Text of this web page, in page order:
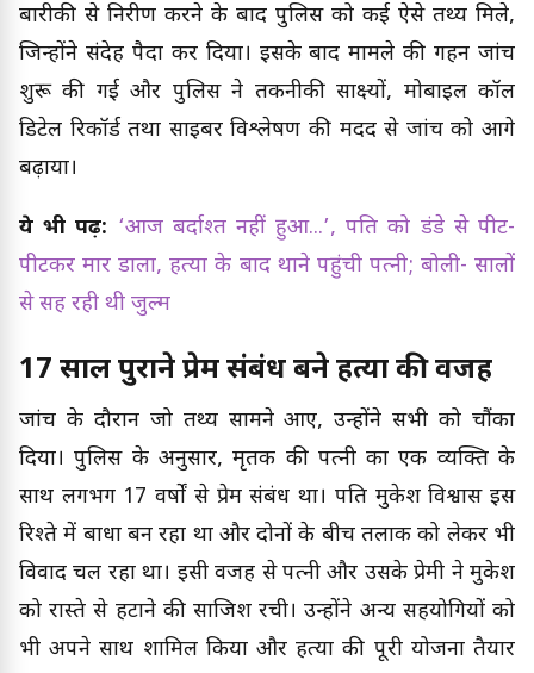
बारीकी से निरीक्षण करने के बाद पुलिस को कई ऐसे तथ्य मिले,
जिन्होंने संदेह पैदा कर दिया। इसके बाद मामले की गहन जांच
शुरू की गई और पुलिस ने तकनीकी साक्ष्यों, मोबाइल कॉल
डिटेल रिकॉर्ड तथा साइबर विश्लेषण की मदद से जांच को आगे
बढ़ाया।
ये भी पढ़ें: ‘आज बर्दाश्त नहीं हुआ...’, पति को डंडे से पीट-
पीटकर मार डाला, हत्या के बाद थाने पहुंची पत्नी; बोली- सालों
से सह रही थी जुल्म
17 साल पुराने प्रेम संबंध बने हत्या की वजह
जांच के दौरान जो तथ्य सामने आए, उन्होंने सभी को चौंका
दिया। पुलिस के अनुसार, मृतक की पत्नी का एक व्यक्ति के
साथ लगभग 17 वर्षों से प्रेम संबंध था। पति मुकेश विश्वास इस
रिश्ते में बाधा बन रहा था और दोनों के बीच तलाक को लेकर भी
विवाद चल रहा था। इसी वजह से पत्नी और उसके प्रेमी ने मुकेश
को रास्ते से हटाने की साजिश रची। उन्होंने अन्य सहयोगियों को
भी अपने साथ शामिल किया और हत्या की पूरी योजना तैयार